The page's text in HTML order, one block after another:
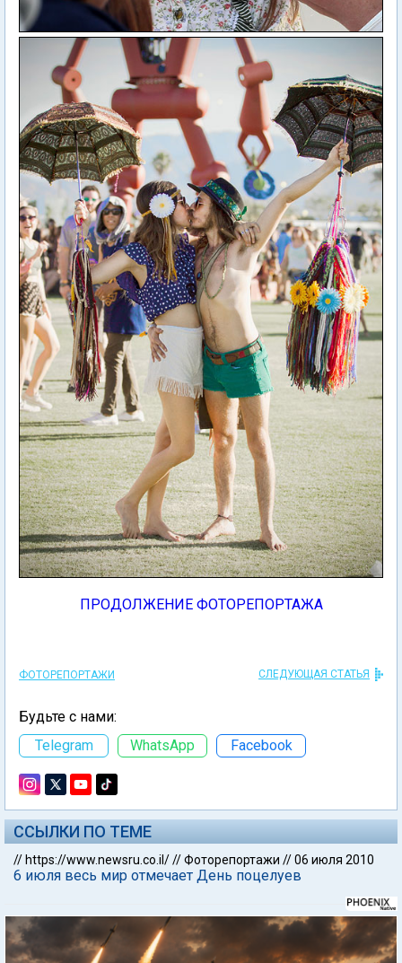
ПРОДОЛЖЕНИЕ ФОТОРЕПОРТАЖА
ФОТОРЕПОРТАЖИ СЛЕДУЮЩАЯ СТАТЬЯ
Будьте с нами:
Telegram
WhatsApp Facebook
ССЫЛКИ ПО ТЕМЕ
//https://www.newsru.co.il///Фоторепортажи //06 июля 2010
6 июля весь мир отмечает День поцелуев